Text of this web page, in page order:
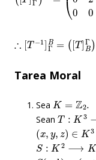
T− 1] ΓB [T]BΓ)
1
Tarea Moral
Sea
K= 2.
Sean
T: 3⟶
(x,y, z) ∈ K3
S:K2⟶ K4
S(a ,b) + b,b